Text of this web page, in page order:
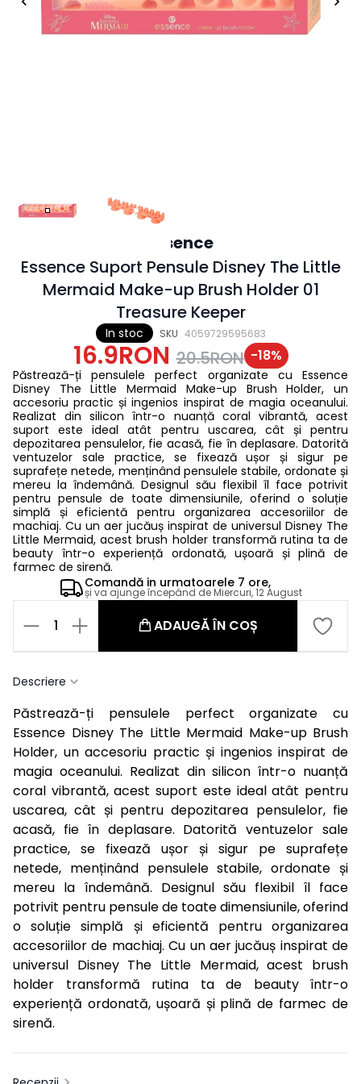
In stoc SKU 4059729595683
Essence
Essence Suport Pensule Disney The Little
Mermaid Make-up Brush Holder 01
Treasure Keeper
16.9RON 20.5RON -18%
Păstrează-ți pensulele perfect organizate cu Essence
Disney The Little Mermaid Make-up Brush Holder, un
accesoriu practic și ingenios inspirat de magia oceanului.
Realizat din silicon într-o nuanță coral vibrantă, acest
suport este ideal atât pentru uscarea, cât și pentru
depozitarea pensulelor, fie acasă, fie în deplasare. Datorită
ventuzelor sale practice, se fixează ușor și sigur pe
suprafețe netede, menținând pensulele stabile, ordonate și
mereu la îndemână. Designul său flexibil îl face potrivit
pentru pensule de toate dimensiunile, oferind o soluție
simplă și eficientă pentru organizarea accesoriilor de
machiaj. Cu un aer jucăuș inspirat de universul Disney The
Little Mermaid, acest brush holder transformă rutina ta de
beauty într-o experiență ordonată, ușoară și plină de
farmec de sirenă.
Comandă in urmatoarele 7 ore,
și va ajunge începând deMiercuri, 12 August
1 ADAUGĂ ÎN COȘ
Descriere
Păstrează-ți pensulele perfect organizate cu
Essence Disney The Little Mermaid Make-up Brush
Holder, un accesoriu practic și ingenios inspirat de
magia oceanului. Realizat din silicon într-o nuanță
coral vibrantă, acest suport este ideal atât pentru
uscarea, cât și pentru depozitarea pensulelor, fie
acasă, fie în deplasare. Datorită ventuzelor sale
practice, se fixează ușor și sigur pe suprafețe
netede, menținând pensulele stabile, ordonate și
mereu la îndemână. Designul său flexibil îl face
potrivit pentru pensule de toate dimensiunile, oferind
o soluție simplă și eficientă pentru organizarea
accesoriilor de machiaj. Cu un aer jucăuș inspirat de
universul Disney The Little Mermaid, acest brush
holder transformă rutina ta de beauty într-o
experiență ordonată, ușoară și plină de farmec de
sirenă.